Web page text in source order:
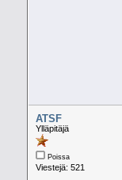
ATSF
Ylläpitäjä
Poissa
Viestejä: 521